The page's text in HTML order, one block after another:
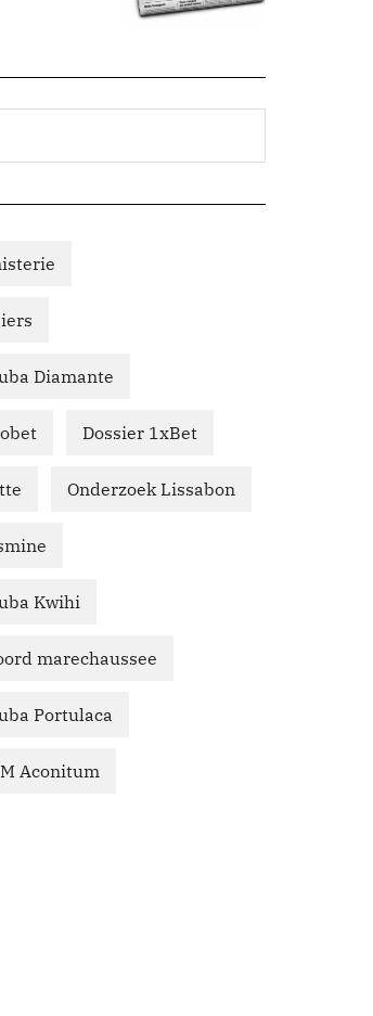
Diamante
Dossier 1xBet
Onderzoek Lissabon
Kwihi
marechaussee
Portulaca
Aconitum